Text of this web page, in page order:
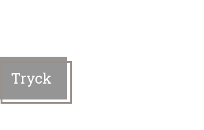
Tryck